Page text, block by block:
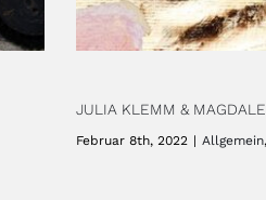
JULIA KLEMM &
Februar 8th, 2022 | Allgemein,